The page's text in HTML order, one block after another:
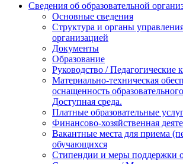
Сведения об образовательной
Основные сведения
Структура и органы
организацией
Документы
Образование
Руководство / Педагогические
Материально-техническая
оснащенность
Доступная среда.
Платные образовательные
Финансово-хозяйственная
Вакантные места для приема
обучающихся
Стипендии и меры поддержки